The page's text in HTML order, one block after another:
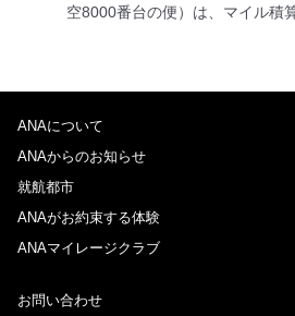
空8000番台の便）は、マイル積
ANAについて
ANAからのお知らせ
就航都市
ANAがお約束する体験
ANAマイレージクラブ
お問い合わせ